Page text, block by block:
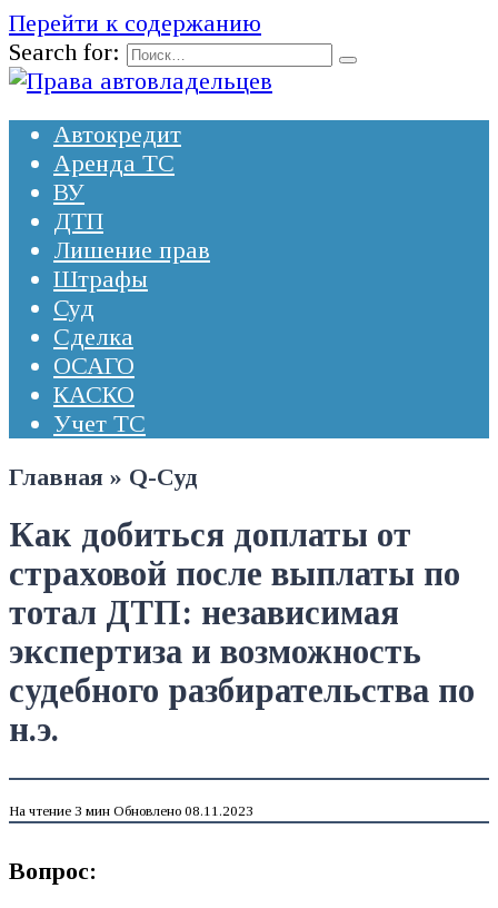
Перейти к содержанию
Search for:
Автокредит
Аренда ТС
ВУ
ДТП
Лишение прав
Штрафы
Суд
Сделка
ОСАГО
КАСКО
Учет ТС
Главная » Q-Суд
Как добиться доплаты от
страховой после выплаты по
тотал ДТП: независимая
экспертиза и возможность
судебного разбирательства по
н.э.
На чтение 3 мин Обновлено 08.11.2023
Вопрос: